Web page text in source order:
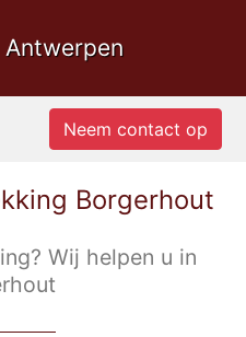
Antwerpen
Neem contact op
Borgerhout
Wij helpen u in